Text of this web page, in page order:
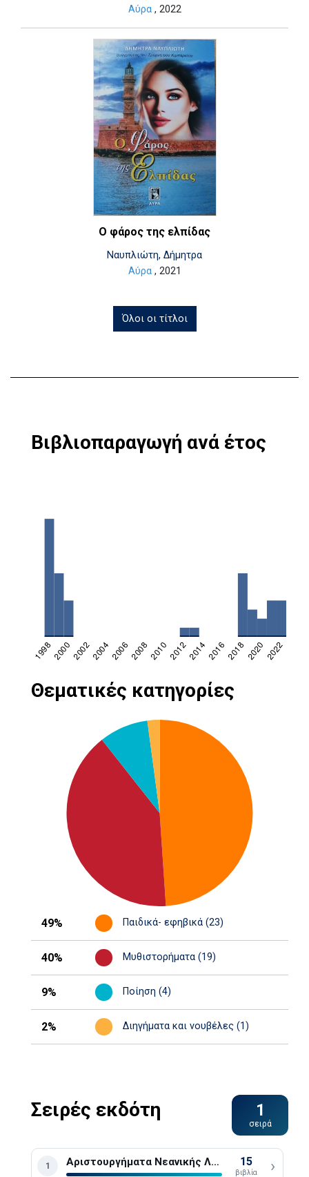
Αύρα , 2022
Ο φάρος της ελπίδας
Ναυπλιώτη, Δήμητρα
Αύρα , 2021
Όλοι οι τίτλοι
Βιβλιοπαραγωγή ανά έτος
Θεματικές κατηγορίες
49% Παιδικά- εφηβικά (23)
40% Μυθιστορήματα (19)
9% Ποίηση (4)
2% Διηγήματα και νουβέλες (1)
Σειρές εκδότη 1
σειρά
1 Αριστουργήματα Νεανικής Λογοτεχνίας 15
βιβλία ›